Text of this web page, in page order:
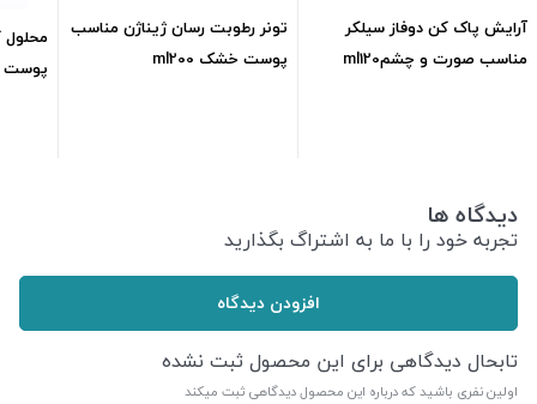
آرایش پاک کن دوفاز سیلکر
مناسب صورت و چشمml120
تونر رطوبت رسان ژیناژن مناسب
پوست خشک ml200
محلول
پوست
دیدگاه ها
تجربه خود را با ما به اشتراگ بگذارید
افزودن دیدگاه
تابحال دیدگاهی برای این محصول ثبت نشده
اولین نفری باشید که درباره این محصول دیدگاهی ثبت میکند